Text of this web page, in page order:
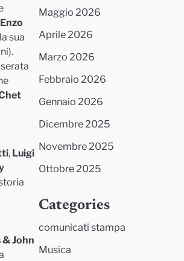
Enzo
sua
, Luigi
& John
Maggio 2026
Aprile 2026
Marzo 2026
Febbraio 2026
Gennaio 2026
Dicembre 2025
Novembre 2025
Ottobre 2025
Categories
comunicati stampa
Musica